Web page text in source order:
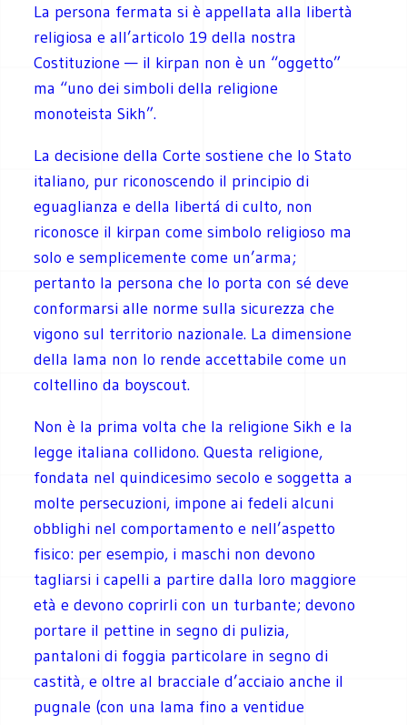
La persona fermata si è appellata alla libertà
religiosa e all’articolo 19 della nostra
Costituzione — il kirpan non è un “oggetto”
ma “uno dei simboli della religione
monoteista Sikh”.
La decisione della Corte sostiene che lo Stato
italiano, pur riconoscendo il principio di
eguaglianza e della libertá di culto, non
riconosce il kirpan come simbolo religioso ma
solo e semplicemente come un’arma;
pertanto la persona che lo porta con sé deve
conformarsi alle norme sulla sicurezza che
vigono sul territorio nazionale. La dimensione
della lama non lo rende accettabile come un
coltellino da boyscout.
Non è la prima volta che la religione Sikh e la
legge italiana collidono. Questa religione,
fondata nel quindicesimo secolo e soggetta a
molte persecuzioni, impone ai fedeli alcuni
obblighi nel comportamento e nell’aspetto
fisico: per esempio, i maschi non devono
tagliarsi i capelli a partire dalla loro maggiore
età e devono coprirli con un turbante; devono
portare il pettine in segno di pulizia,
pantaloni di foggia particolare in segno di
castità, e oltre al bracciale d’acciaio anche il
pugnale (con una lama fino a ventidue